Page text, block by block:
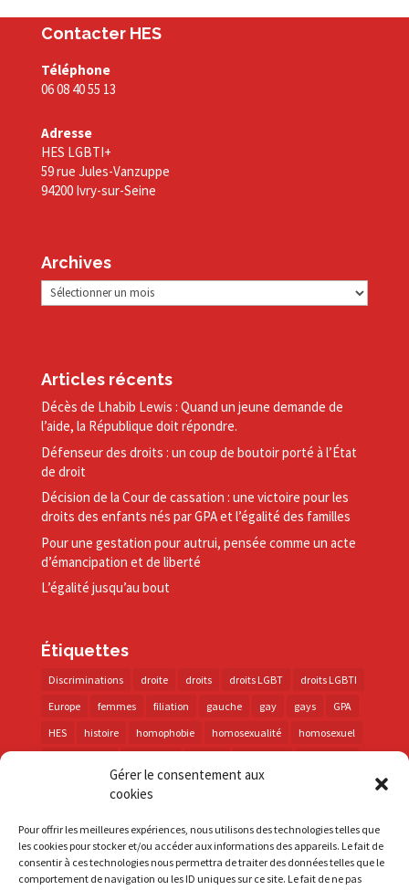
Gérer le consentement aux
cookies
Pour offrir les meilleures expériences, nous utilisons des technologies telles que
les cookies pour stocker et/ou accéder aux informations des appareils. Le fait de
consentir à ces technologies nous permettra de traiter des données telles que le
comportement de navigation ou les ID uniques sur ce site. Le fait de ne pas
Contacter HES
Téléphone
06 08 40 55 13
Adresse
HES LGBTI+
59 rue Jules-Vanzuppe
94200 Ivry-sur-Seine
Archives
Archives
Articles récents
Décès de Lhabib Lewis : Quand un jeune demande de
l’aide, la République doit répondre.
Défenseur des droits : un coup de boutoir porté à l’État
de droit
Décision de la Cour de cassation : une victoire pour les
droits des enfants nés par GPA et l’égalité des familles
Pour une gestation pour autrui, pensée comme un acte
d’émancipation et de liberté
L’égalité jusqu’au bout
Étiquettes
Discriminations droite droits droits LGBT
droits LGBTI
Europe
femmes filiation gauche gay gays
GPA
HES
histoire homophobie homosexualité
homosexuel
PMA police
prévention
santé
sida trans transphobie UE
Union européenne